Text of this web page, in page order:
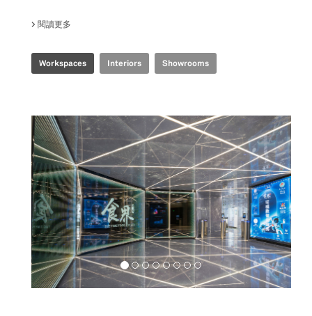
閱讀更多
Workspaces Interiors Showrooms